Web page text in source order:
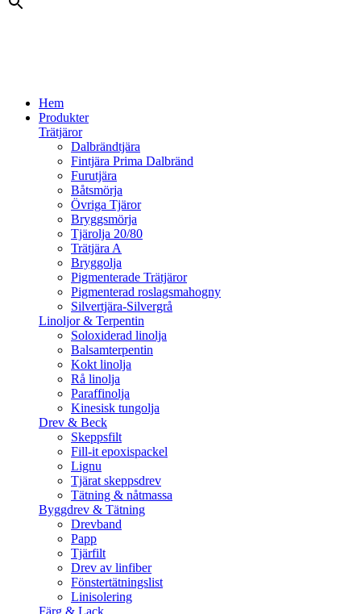
Hem
Produkter
Trätjäror
Dalbrändtjära
Fintjära Prima Dalbränd
Furutjära
Båtsmörja
Övriga Tjäror
Bryggsmörja
Tjärolja 20/80
Trätjära A
Bryggolja
Pigmenterade Trätjäror
Pigmenterad roslagsmahogny
Silvertjära-Silvergrå
Linoljor & Terpentin
Soloxiderad linolja
Balsamterpentin
Kokt linolja
Rå linolja
Paraffinolja
Kinesisk tungolja
Drev & Beck
Skeppsfilt
Fill-it epoxispackel
Lignu
Tjärat skeppsdrev
Tätning & nåtmassa
Byggdrev & Tätning
Drevband
Papp
Tjärfilt
Drev av linfiber
Fönstertätningslist
Linisolering
Färg & Lack